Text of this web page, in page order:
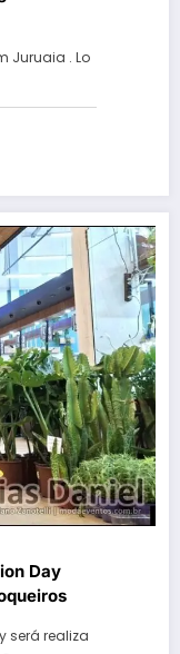
Juruaia . Lo
Day
será realiza